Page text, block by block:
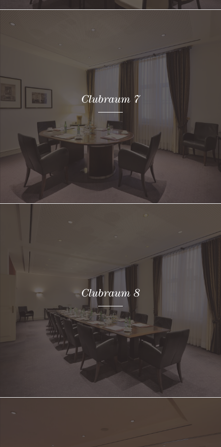
Clubraum 7
Clubraum 8